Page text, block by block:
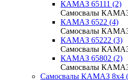
КАМАЗ 65111 (2)
Самосвалы
КАМАЗ 6522 (4)
Самосвалы
КАМАЗ 65222 (3)
Самосвалы
КАМАЗ 65802 (2)
Самосвалы
Самосвалы КАМАЗ 8х4